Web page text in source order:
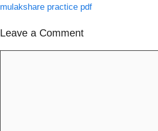
mulakshare practice pdf
Leave a Comment